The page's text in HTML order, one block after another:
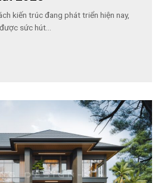
kiến trúc đang phát triển hiện nay,
sức hút...